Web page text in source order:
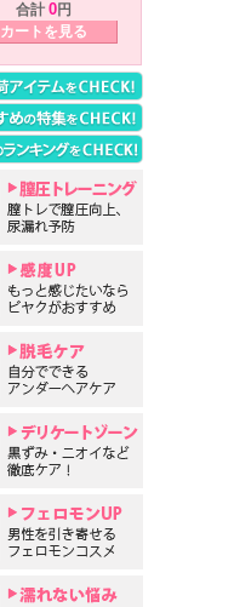
合計 0円
カートを見る